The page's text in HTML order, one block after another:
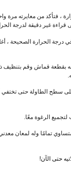
، فتأكد من معايرته مرة
غير دقيقة لدرجة
درجة الحرارة الصحيحة ،
بقطعة قماش وقم بتنظيف
سطح الطاولة حتى تختفي
لتجميع الرغوة معًا.
تمامًا وله لمعان
حتى الآن!